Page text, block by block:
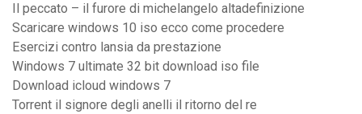
Il peccato – il furore di michelangelo altadefinizione
Scaricare windows 10 iso ecco come procedere
Esercizi contro lansia da prestazione
Windows 7 ultimate 32 bit download iso file
Download icloud windows 7
Torrent il signore degli anelli il ritorno del re